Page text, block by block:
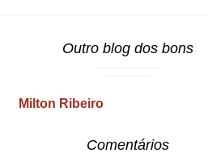
Outro blog dos bons
Milton Ribeiro
Comentários